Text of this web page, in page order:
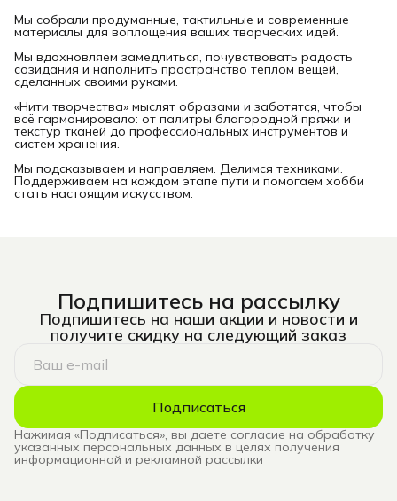
Мы собрали продуманные, тактильные и современные
материалы для воплощения ваших творческих идей.
Мы вдохновляем замедлиться, почувствовать радость
созидания и наполнить пространство теплом вещей,
сделанных своими руками.
«Нити творчества» мыслят образами и заботятся, чтобы
всё гармонировало: от палитры благородной пряжи и
текстур тканей до профессиональных инструментов и
систем хранения.
Мы подсказываем и направляем. Делимся техниками.
Поддерживаем на каждом этапе пути и помогаем хобби
стать настоящим искусством.
Подпишитесь на рассылку
Подпишитесь на наши акции и новости и
получите скидку на следующий заказ
Подписаться
Нажимая «Подписаться», вы даете согласие на обработку
указанных персональных данных в целях получения
информационной и рекламной рассылки